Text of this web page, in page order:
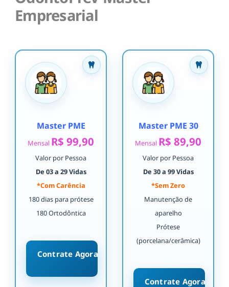
Empresarial
Master PME
Mensal R$ 99,90
Valor por Pessoa
De 03 a 29 Vidas
*Com Carência
180 dias para prótese
180 Ortodôntica
Contrate Agora
Master PME 30
Mensal R$ 89,90
Valor por Pessoa
De 30 a 99 Vidas
*Sem Zero
Manutenção de
aparelho
Prótese
(porcelana/cerâmica)
Contrate Agora